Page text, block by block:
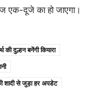
एक-दूजे का हो जाएगा।
दुल्हन बनेंगी कियारा
शादी से जुड़ा हर अपडेट